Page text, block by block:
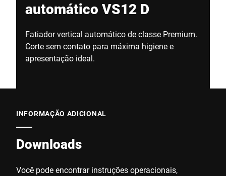
automático VS12 D
Fatiador vertical automático de classe Premium.
Corte sem contato para máxima higiene e
apresentação ideal.
INFORMAÇÃO ADICIONAL
Downloads
Você pode encontrar instruções operacionais,